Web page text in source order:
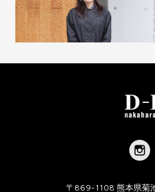
〒869-1108 熊本県菊